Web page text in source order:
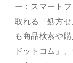
ー：スマート
取れる「処方
も商品検索や
ドットコム」